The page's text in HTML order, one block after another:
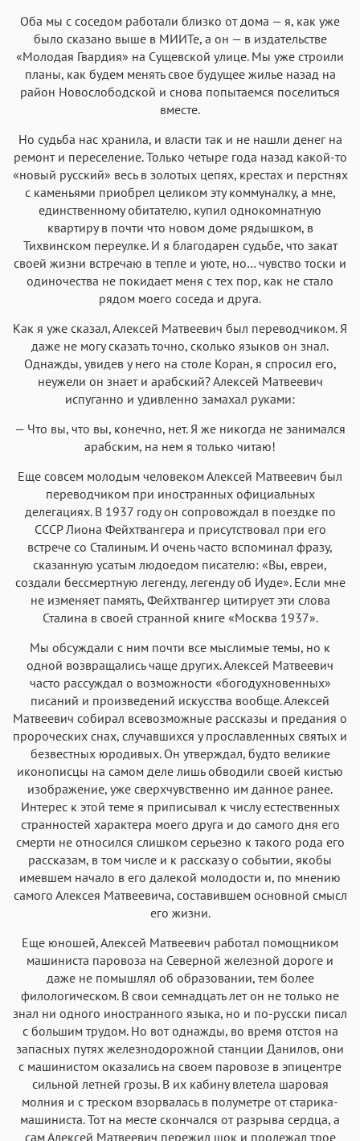
Оба мы с соседом работали близко от дома — я, как уже
было сказано выше в МИИТе, а он — в издательстве
«Молодая Гвардия» на Сущевской улице. Мы уже строили
планы, как будем менять свое будущее жилье назад на
район Новослободской и снова попытаемся поселиться
вместе.
Но судьба нас хранила, и власти так и не нашли денег на
ремонт и переселение. Только четыре года назад какой-то
«новый русский» весь в золотых цепях, крестах и перстнях
с каменьями приобрел целиком эту коммуналку, а мне,
единственному обитателю, купил однокомнатную
квартиру в почти что новом доме рядышком, в
Тихвинском переулке. И я благодарен судьбе, что закат
своей жизни встречаю в тепле и уюте, но… чувство тоски и
одиночества не покидает меня с тех пор, как не стало
рядом моего соседа и друга.
Как я уже сказал, Алексей Матвеевич был переводчиком. Я
даже не могу сказать точно, сколько языков он знал.
Однажды, увидев у него на столе Коран, я спросил его,
неужели он знает и арабский? Алексей Матвеевич
испуганно и удивленно замахал руками:
— Что вы, что вы, конечно, нет. Я же никогда не занимался
арабским, на нем я только читаю!
Еще совсем молодым человеком Алексей Матвеевич был
переводчиком при иностранных официальных
делегациях. В 1937 году он сопровождал в поездке по
СССР Лиона Фейхтвангера и присутствовал при его
встрече со Сталиным. И очень часто вспоминал фразу,
сказанную усатым людоедом писателю: «Вы, евреи,
создали бессмертную легенду, легенду об Иуде». Если мне
не изменяет память, Фейхтвангер цитирует эти слова
Сталина в своей странной книге «Москва 1937».
Мы обсуждали с ним почти все мыслимые темы, но к
одной возвращались чаще других. Алексей Матвеевич
часто рассуждал о возможности «богодухновенных»
писаний и произведений искусства вообще. Алексей
Матвеевич собирал всевозможные рассказы и предания о
пророческих снах, случавшихся у прославленных святых и
безвестных юродивых. Он утверждал, будто великие
иконописцы на самом деле лишь обводили своей кистью
изображение, уже сверхчувственно им данное ранее.
Интерес к этой теме я приписывал к числу естественных
странностей характера моего друга и до самого дня его
смерти не относился слишком серьезно к такого рода его
рассказам, в том числе и к рассказу о событии, якобы
имевшем начало в его далекой молодости и, по мнению
самого Алексея Матвеевича, составившем основной смысл
его жизни.
Еще юношей, Алексей Матвеевич работал помощником
машиниста паровоза на Северной железной дороге и
даже не помышлял об образовании, тем более
филологическом. В свои семнадцать лет он не только не
знал ни одного иностранного языка, но и по-русски писал
с большим трудом. Но вот однажды, во время отстоя на
запасных путях железнодорожной станции Данилов, они
с машинистом оказались на своем паровозе в эпицентре
сильной летней грозы. В их кабину влетела шаровая
молния и с треском взорвалась в полуметре от старика-
машиниста. Тот на месте скончался от разрыва сердца, а
сам Алексей Матвеевич пережил шок и пролежал трое